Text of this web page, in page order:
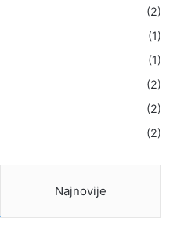
(2)
(1)
(1)
(2)
(2)
(2)
Najnovije